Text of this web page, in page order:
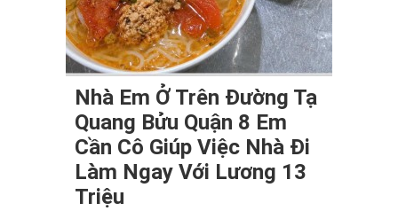
Nhà Em Ở Trên Đường Tạ
Quang Bửu Quận 8 Em
Cần Cô Giúp Việc Nhà Đi
Làm Ngay Với Lương 13
Triệu